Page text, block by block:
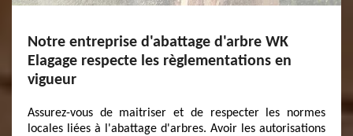
Notre entreprise d'abattage d'arbre WK
Elagage respecte les règlementations en
vigueur
Assurez-vous de maitriser et de respecter les normes
locales liées à l'abattage d'arbres. Avoir les autorisations